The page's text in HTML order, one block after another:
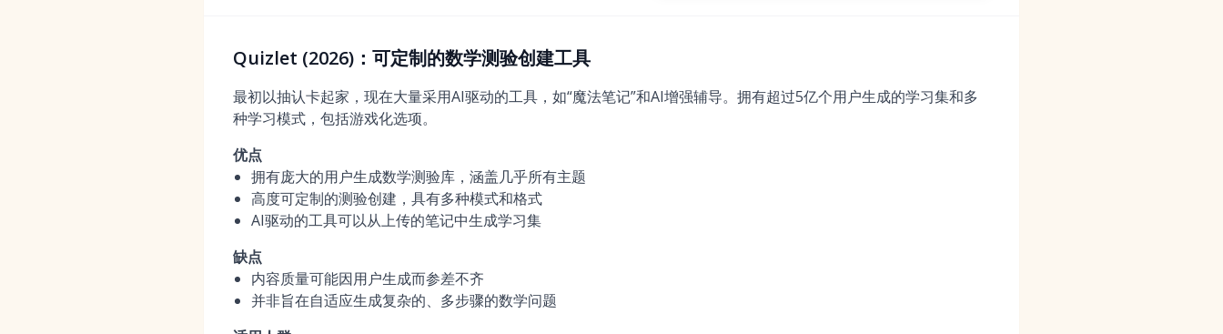
Quizlet (2026)：可定制的数学测验创建工具
最初以抽认卡起家，现在大量采用AI驱动的工具，如“魔法笔记”和AI增强辅导。拥有超过5亿个用户生成的学习集和多
种学习模式，包括游戏化选项。
优点
拥有庞大的用户生成数学测验库，涵盖几乎所有主题
高度可定制的测验创建，具有多种模式和格式
AI驱动的工具可以从上传的笔记中生成学习集
缺点
内容质量可能因用户生成而参差不齐
并非旨在自适应生成复杂的、多步骤的数学问题